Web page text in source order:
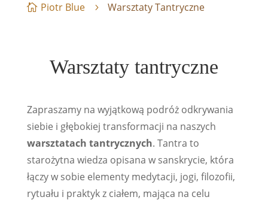
Piotr Blue Warsztaty Tantryczne
Warsztaty tantryczne
Zapraszamy na wyjątkową podróż odkrywania
siebie i głębokiej transformacji na naszych
warsztatach tantrycznych. Tantra to
starożytna wiedza opisana w sanskrycie, która
łączy w sobie elementy medytacji, jogi, filozofii,
rytuału i praktyk z ciałem, mająca na celu